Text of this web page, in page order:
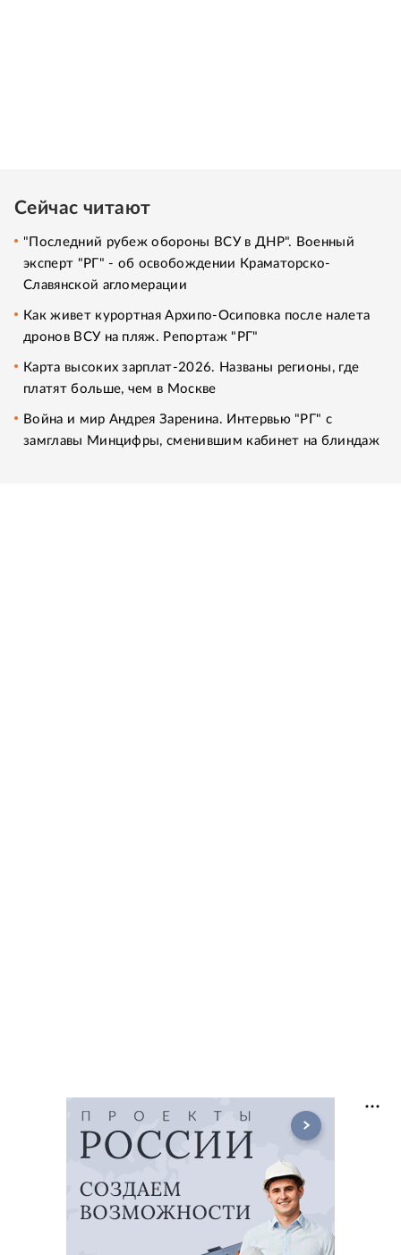
Сейчас читают
"Последний рубеж обороны ВСУ в ДНР". Военный
эксперт "РГ" - об освобождении Краматорско-
Славянской агломерации
Как живет курортная Архипо-Осиповка после налета
дронов ВСУ на пляж. Репортаж "РГ"
Карта высоких зарплат-2026. Названы регионы, где
платят больше, чем в Москве
Война и мир Андрея Заренина. Интервью "РГ" с
замглавы Минцифры, сменившим кабинет на блиндаж